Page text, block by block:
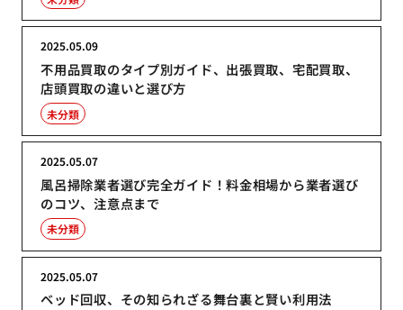
不用品買取のタイプ別ガイド、出張買取、宅配買取、
店頭買取の違いと選び方
2025.05.09
未分類
風呂掃除業者選び完全ガイド！料金相場から業者選び
のコツ、注意点まで
2025.05.07
未分類
ベッド回収、その知られざる舞台裏と賢い利用法
2025.05.07